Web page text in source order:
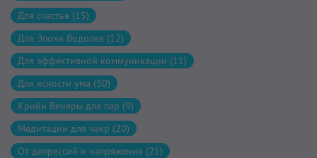
Для счастья (15)
Для Эпохи Водолея (12)
Для эффективной коммуникации (11)
Для ясности ума (30)
Крийи Венеры для пар (9)
Медитации для чакр (20)
От депрессий и напряжения (21)